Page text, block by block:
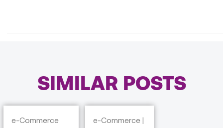
SIMILAR POSTS
e-Commerce
e-Commerce |